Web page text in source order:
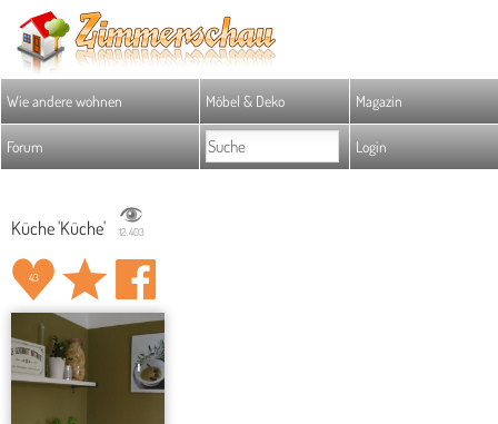
Wie andere wohnen Möbel & Deko Magazin
Forum Login
Küche 'Küche' 12.403
43